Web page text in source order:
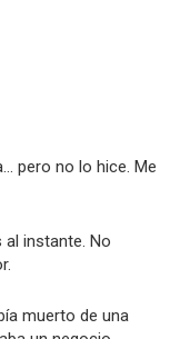
pero no lo hice. Me
instante. No
muerto de una